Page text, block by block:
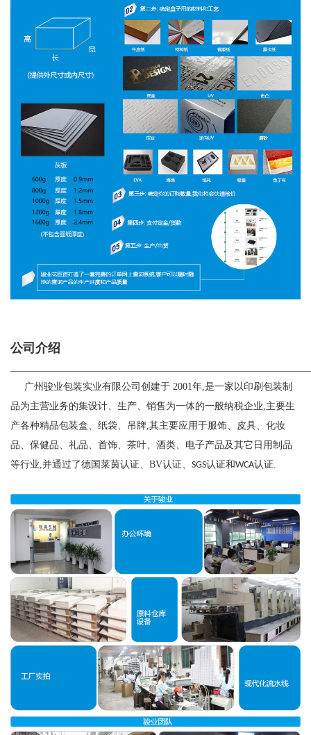
公司介绍
广州骏业包装实业有限公司创建于 2001 年 是一家以印刷包装制
品为主营业务的集设计、生产、销售为一体的一般纳税企业 主要生
产各种精品包装盒、纸袋、吊牌 其主要应用于服饰、皮具、化妆
品、保健品、礼品、首饰、茶叶、酒类、电子产品及其它日用制品
等行业 并通过了德国莱茵认证、 BV认证、 SGS认证和WCA认证